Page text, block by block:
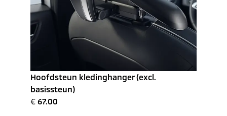
Hoofdsteun kledinghanger (excl.
basissteun)
€ 67.00